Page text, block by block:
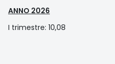
ANNO 2026
I trimestre: 10,08